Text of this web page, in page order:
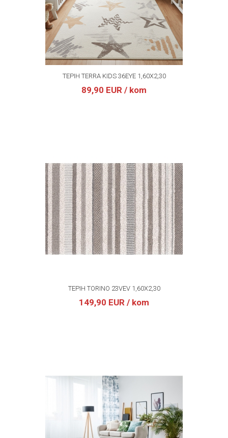
TEPIH TERRA KIDS 36EYE 1,60X2,30
89,90 EUR / kom
TEPIH TORINO 23VEV 1,60X2,30
149,90 EUR / kom